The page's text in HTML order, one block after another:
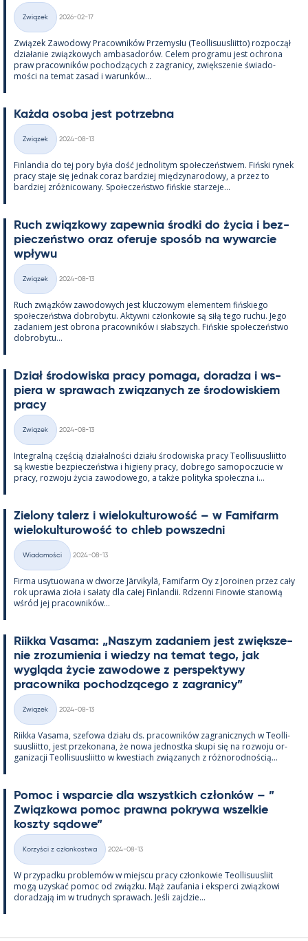
Kategorie
Związek
2026-02-17
Związek Zawo­dowy Pracow­ników Prze­mysłu (Teol­li­suus­liitto) roz­począł
działa­nie związ­kowych am­ba­sa­dorów. Ce­lem pro­gramu jest ochrona
praw pracow­ników poc­hodzących z za­gra­nicy, zwiększe­nie świa­do­
mości na te­mat za­sad i wa­runków...
Każda osoba jest potrzebna
Kategorie
Związek
2024-08-13
Fin­lan­dia do tej pory była dość jed­no­li­tym społeczeństwem. Fiński ry­nek
pracy staje się jed­nak co­raz bardziej między­na­ro­dowy, a przez to
bardziej zróż­nicowany. Społeczeństwo fińs­kie starzeje...
Ruch związ­kowy za­pew­nia środki do życia i bez­
pieczeństwo oraz ofe­ruje sposób na wywarcie
wpływu
Kategorie
Związek
2024-08-13
Ruch związków zawo­dowych jest kluczowym ele­men­tem fińs­kiego
społeczeństwa do­bro­bytu. Ak­tywni człon­kowie są siłą tego ruchu. Jego
za­da­niem jest obrona pracow­ników i słabszych. Fińs­kie społeczeństwo
do­bro­bytu...
Dział śro­dowiska pracy po­maga, do­radza i ws­
piera w sprawach związa­nych ze śro­dowis­kiem
pracy
Kategorie
Związek
2024-08-13
In­te­gralną częścią działal­ności działu śro­dowiska pracy Teol­li­suus­liitto
są kwes­tie bez­pieczeństwa i hi­gieny pracy, dobrego sa­mo­poczucie w
pracy, rozwoju życia zawo­dowego, a także po­li­tyka społeczna i...
Zie­lony ta­lerz i wie­lo­kul­tu­rowość – w Fa­mi­farm
wie­lo­kul­tu­rowość to ch­leb powszedni
Kategorie
Wiadomości
2024-08-13
Firma usy­tuowana w dworze Jär­vi­kylä, Fa­mi­farm Oy z Jo­roi­nen przez cały
rok uprawia zioła i sałaty dla całej Fin­lan­dii. Rdzenni Fi­nowie sta­nowią
wśród jej pracow­ników...
Riikka Va­sama: „Naszym za­da­niem jest zwiększe­
nie zrozu­mie­nia i wiedzy na te­mat tego, jak
wygląda życie zawo­dowe z pers­pek­tywy
pracow­nika poc­hodzącego z za­gra­nicy”
Kategorie
Związek
2024-08-13
Riikka Va­sama, sze­fowa działu ds. pracow­ników za­gra­nicz­nych w Teol­li­
suus­liitto, jest prze­ko­nana, że nowa jed­nostka skupi się na rozwoju or­
ga­nizacji Teol­li­suus­liitto w kwes­tiach związa­nych z róż­no­rod­nością...
Po­moc i ws­parcie dla wszyst­kich członków – ”
Związ­kowa po­moc prawna pok­rywa wszel­kie
koszty są­dowe”
Kategorie
Korzyści z członkostwa
2024-08-13
W przy­padku problemów w miejscu pracy człon­kowie Teol­li­suus­liit
mogą uzys­kać po­moc od związku. Mąż zau­fa­nia i eks­perci związ­kowi
do­radzają im w trud­nych sprawach. Jeśli zajdzie...